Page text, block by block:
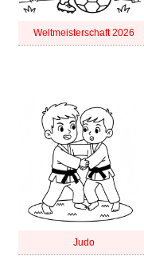
Weltmeisterschaft 2026
Judo